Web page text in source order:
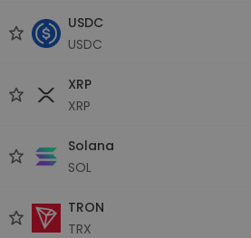
USDC
USDC
XRP
XRP
Solana
SOL
TRON
TRX